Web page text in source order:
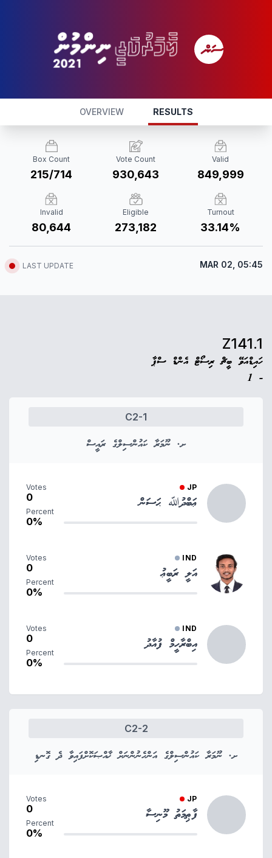
RESULTS
OVERVIEW
Box Count
215/714
Vote Count
930,643
Valid
849,999
Invalid
80,644
Eligible
273,182
Turnout
33.14%
LAST UPDATE MAR 02, 05:45
Z141.1
ހައިޑްއަވޭ ބީޗް ރިސޯޓް އެންޑް ސްޕާ
- 1
C2-1
ށ. ނޫމަރާ ކައުންސިލްގެ ރައީސް
JP
ޢަބްދުﷲ ޙަސަން
Votes
0
Percent
0%
IND
އަލީ ރަބީޢު
Votes
0
Percent
0%
IND
އިބްރާހީމް ފުއާދު
Votes
0
Percent
0%
C2-2
ށ. ނޫމަރާ ކައުންސިލްގެ އަންހެނުންނަށް ޚާއްޞަކޮށްފައިވާ ދެ ގޮނޑި
JP
ފާޠިމަތު މޫނިސާ
Votes
0
Percent
0%